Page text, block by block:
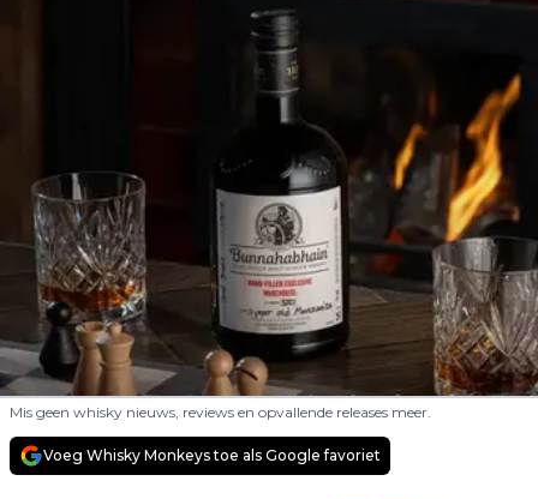
Mis geen whisky nieuws, reviews en opvallende releases meer.
Voeg Whisky Monkeys toe als Google favoriet